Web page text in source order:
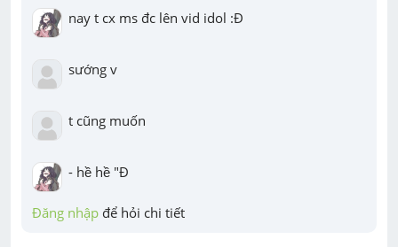
nay t cx ms đc lên vid idol :Đ
sướng v
t cũng muốn
- hề hề "Đ
Đăng nhập để hỏi chi tiết